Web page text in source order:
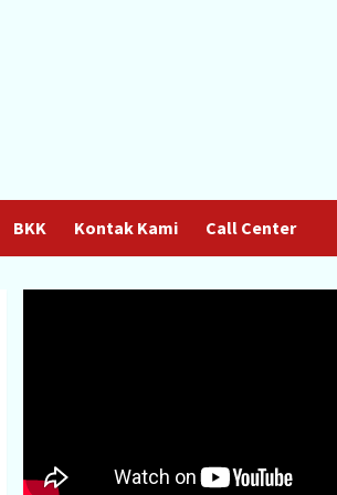
BKK Kontak Kami Call Center